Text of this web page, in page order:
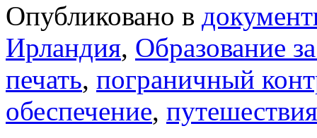
Опубликовано в
Ирландия, Образование
печать, пограничный
обеспечение, путешествия